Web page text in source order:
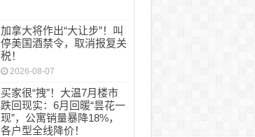
加拿大将作出“大让步”！叫
停美国酒禁令，取消报复关
税！
2026-08-07
买家很“拽”！大温7月楼市
跌回现实：6月回暖“昙花一
现”，公寓销量暴降18%，
各户型全线降价！